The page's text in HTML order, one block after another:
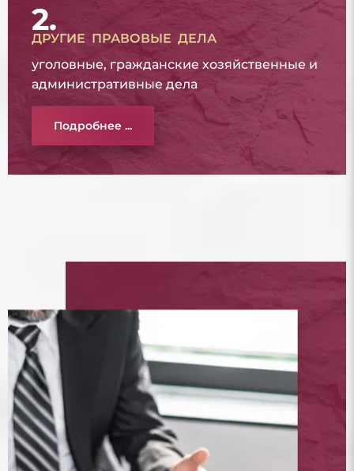
2.
ДРУГИЕ ПРАВОВЫЕ ДЕЛА
уголовные, гражданские хозяйственные и
административные дела
Подробнее ...